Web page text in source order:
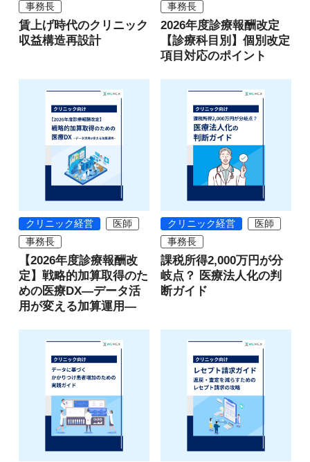
事務長
賃上げ時代のクリニック
収益構造再設計
事務長
2026年度診療報酬改定
【診療科目別】個別改定
項目対応のポイント
クリニック経営
医師
事務長
【2026年度診療報酬改
定】戦略的加算取得のた
めの医療DX―データ活
用が変える加算運用―
クリニック経営
医師
事務長
課税所得2,000万円が分
岐点？ 医療法人化の判
断ガイド